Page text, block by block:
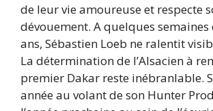
de leur vie amoureuse et respecte
dévouement. A quelques semaines
ans, Sébastien Loeb ne ralentit
La détermination de l’Alsacien à
premier Dakar reste inébranlable.
année au volant de son Hunter